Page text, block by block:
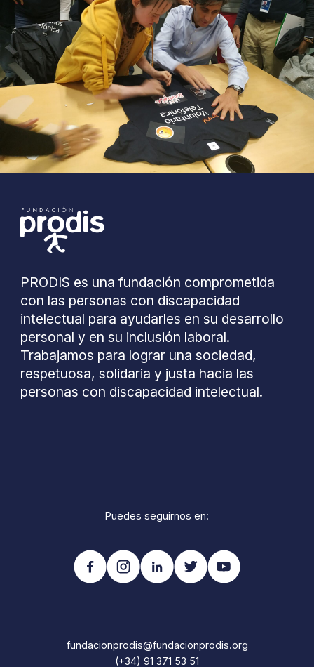
PRODIS es una fundación comprometida
con las personas con discapacidad
intelectual para ayudarles en su desarrollo
personal y en su inclusión laboral.
Trabajamos para lograr una sociedad,
respetuosa, solidaria y justa hacia las
personas con discapacidad intelectual.
Puedes seguirnos en:
fundacionprodis@fundacionprodis.org
(+34) 91 371 53 51